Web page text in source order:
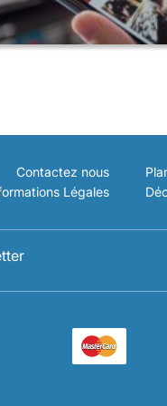
Contactez nous
Légales